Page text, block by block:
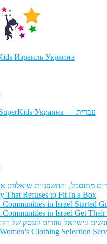
Израиль Украина
Детская одежда от SuperKids Украина — עברית
That Refuses to Fit in a Box
in Israel Started
in Israel Get
בישראל עוזרים לעסק של
Clothing Selection